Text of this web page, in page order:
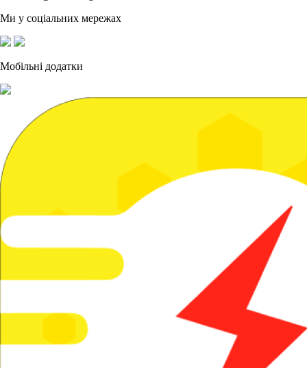
Ми у соціальних мережах
Мобільні додатки